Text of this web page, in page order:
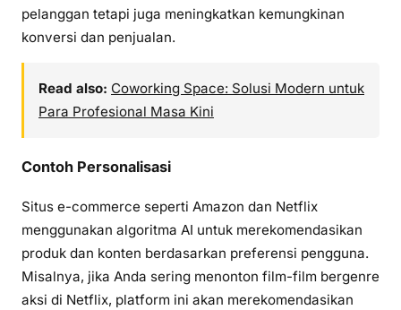
pelanggan tetapi juga meningkatkan kemungkinan
konversi dan penjualan.
Read also: Coworking Space: Solusi Modern untuk
Para Profesional Masa Kini
Contoh Personalisasi
Situs e-commerce seperti Amazon dan Netflix
menggunakan algoritma AI untuk merekomendasikan
produk dan konten berdasarkan preferensi pengguna.
Misalnya, jika Anda sering menonton film-film bergenre
aksi di Netflix, platform ini akan merekomendasikan